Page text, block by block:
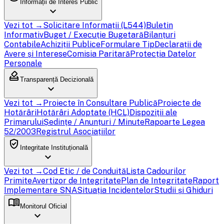
Informații de Interes Public
expand_more
Vezi tot → Solicitare Informații (L544)Buletin
InformativBuget / Execuție BugetarăBilanțuri
ContabileAchiziții PubliceFormulare TipDeclarații de
Avere și IntereseComisia ParitarăProtecția Datelor
Personale
how_to_vote Transparență Decizională
expand_more
Vezi tot → Proiecte în Consultare PublicăProiecte de
HotărâriHotărâri Adoptate (HCL)Dispoziții ale
PrimaruluiȘedințe / Anunțuri / MinuteRapoarte Legea
52/2003Registrul Asociațiilor
verified_user Integritate Instituțională
expand_more
Vezi tot →Cod Etic / de ConduităLista Cadourilor
PrimiteAvertizor de IntegritatePlan de IntegritateRaport
Implementare SNASituația IncidentelorStudii și Ghiduri
menu_book Monitorul Oficial
expand_more